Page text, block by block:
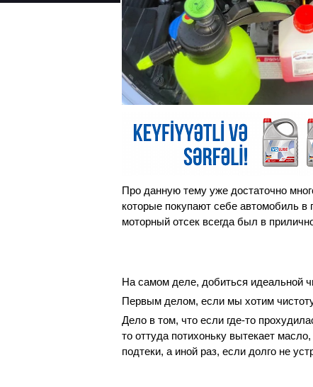
Про данную тему уже достаточно
которые покупают себе автомобиль в
моторный отсек всегда был в
На самом деле, добиться идеальной
Первым делом, если мы хотим
Дело в том, что если где-то
то оттуда потихоньку вытекает
подтеки, а иной раз, если долго не